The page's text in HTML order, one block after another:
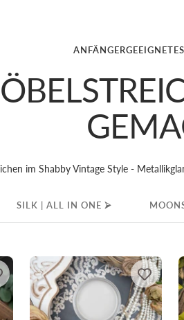
im Shabby Vintage Style -
SILK | ALL IN ONE ⮚